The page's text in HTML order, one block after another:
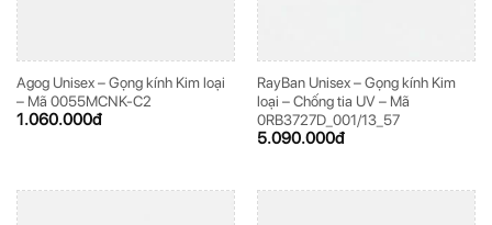
Agog Unisex – Gọng kính Kim loại
– Mã 0055MCNK-C2
1.060.000đ
RayBan Unisex – Gọng kính Kim
loại – Chống tia UV – Mã
0RB3727D_001/13_57
5.090.000đ